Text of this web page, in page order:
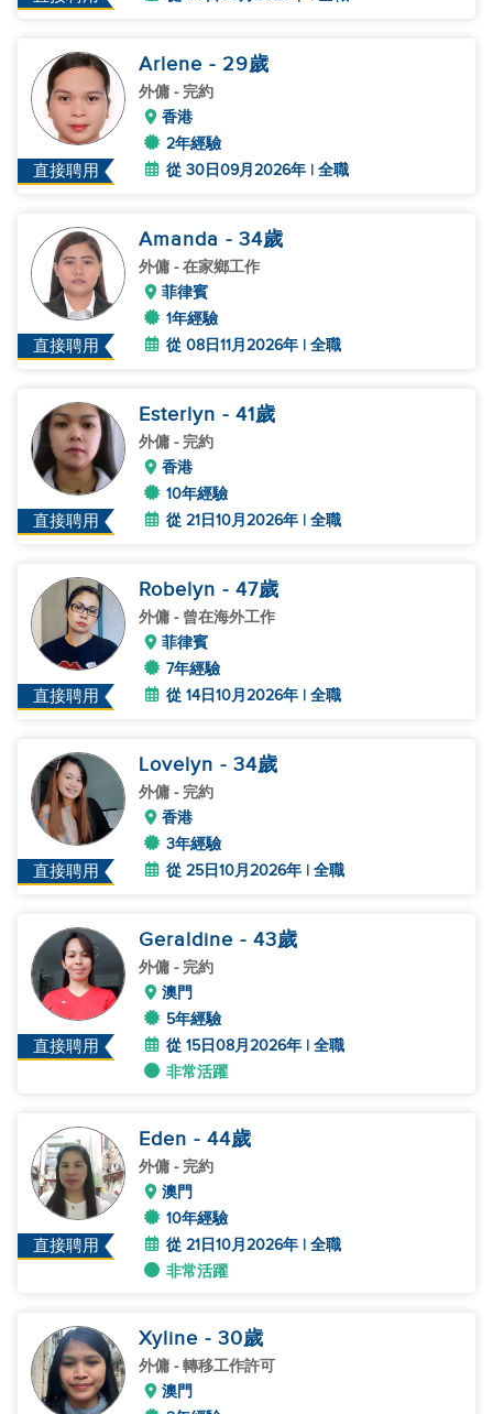
直接聘用
Arlene - 29歲
外傭 - 完約
香港
2年經驗
從 30日09月2026年 | 全職
直接聘用
Amanda - 34歲
外傭 - 在家鄉工作
菲律賓
1年經驗
從 08日11月2026年 | 全職
直接聘用
Esterlyn - 41歲
外傭 - 完約
香港
10年經驗
從 21日10月2026年 | 全職
直接聘用
Robelyn - 47歲
外傭 - 曾在海外工作
菲律賓
7年經驗
從 14日10月2026年 | 全職
直接聘用
Lovelyn - 34歲
外傭 - 完約
香港
3年經驗
從 25日10月2026年 | 全職
直接聘用
Geraldine - 43歲
外傭 - 完約
澳門
5年經驗
從 15日08月2026年 | 全職
非常活躍
直接聘用
Eden - 44歲
外傭 - 完約
澳門
10年經驗
從 21日10月2026年 | 全職
非常活躍
Xyline - 30歲
外傭 - 轉移工作許可
澳門